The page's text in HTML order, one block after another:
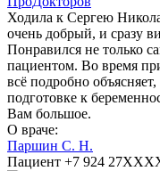
Ходила к Сергею
очень добрый, и сразу
Понравился не только
пациентом. Во время
всё подробно
подготовке к
Вам большое.
О враче:
Паршин С. Н.
Пациент +7 924